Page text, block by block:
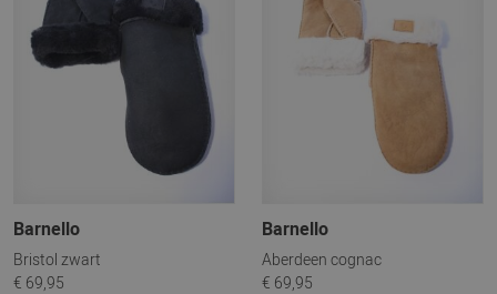
Barnello
Bristol zwart
€ 69,95
Barnello
Aberdeen cognac
€ 69,95